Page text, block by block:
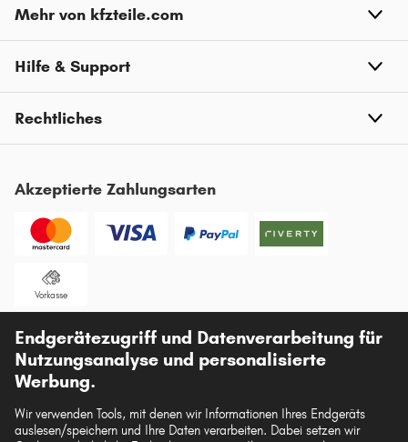
Mehr von kfzteile.com
Hilfe & Support
Rechtliches
Akzeptierte Zahlungsarten
Vorkasse
Unsere Versandpartner
Endgerätezugriff und Datenverarbeitung für
Nutzungsanalyse und personalisierte
Werbung.
Wir verwenden Tools, mit denen wir Informationen Ihres Endgeräts
auslesen/speichern und Ihre Daten verarbeiten. Dabei setzen wir